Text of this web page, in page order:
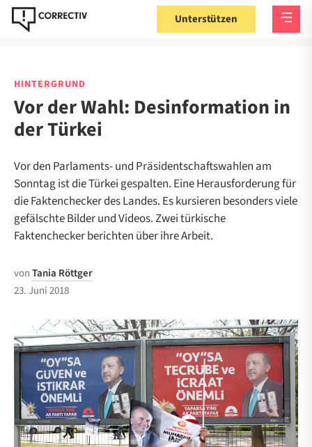
Unterstützen
HINTERGRUND
Vor der Wahl: Desinformation in
der Türkei
Vor den Parlaments- und Präsidentschaftswahlen am
Sonntag ist die Türkei gespalten. Eine Herausforderung für
die Faktenchecker des Landes. Es kursieren besonders viele
gefälschte Bilder und Videos. Zwei türkische
Faktenchecker berichten über ihre Arbeit.
vonTania Röttger
23. Juni 2018